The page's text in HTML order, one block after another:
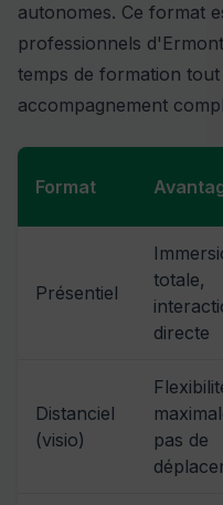
autonomes. Ce format
professionnels
temps de formation
accompagnement
Format
Présentiel
totale,
directe
Distanciel
(visio)
pas de